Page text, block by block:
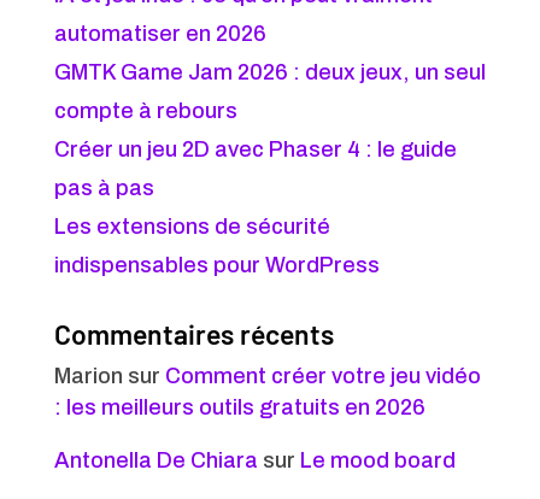
automatiser en 2026
GMTK Game Jam 2026 : deux jeux, un seul
compte à rebours
Créer un jeu 2D avec Phaser 4 : le guide
pas à pas
Les extensions de sécurité
indispensables pour WordPress
Commentaires récents
Marion sur Comment créer votre jeu vidéo
: les meilleurs outils gratuits en 2026
Antonella De Chiara sur Le mood board